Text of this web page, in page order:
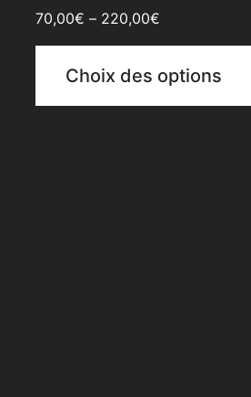
70,00€ – 220,00€
Choix des options